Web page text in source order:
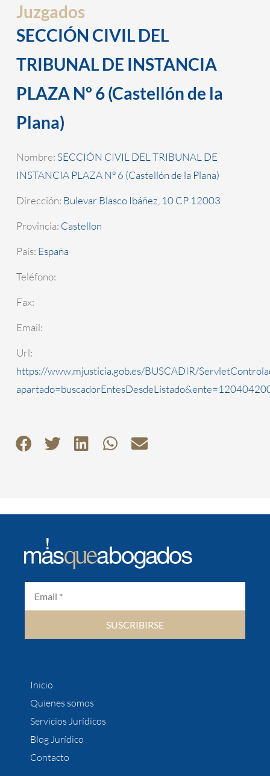
Juzgados
SECCIÓN CIVIL DEL
TRIBUNAL DE INSTANCIA
PLAZA Nº 6 (Castellón de la
Plana)
Nombre: SECCIÓN CIVIL DEL TRIBUNAL DE
INSTANCIA PLAZA Nº 6 (Castellón de la Plana)
Dirección: Bulevar Blasco Ibáñez, 10 CP 12003
Provincia: Castellon
País: España
Teléfono:
Fax:
Email:
Url:
https://www.mjusticia.gob.es/BUSCADIR/
SUSCRIBIRSE
Inicio
Quienes somos
Servicios Jurídicos
Blog Jurídico
Contacto